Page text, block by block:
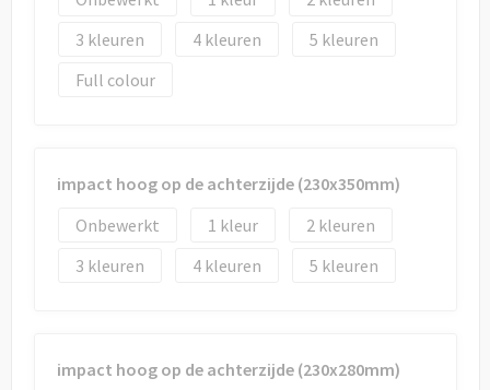
3
4
5
Full colour
impact hoog op de achterzijde (230x350mm)
Onbewerkt
1
2
3
4 5
impact hoog op de achterzijde (230x280mm)